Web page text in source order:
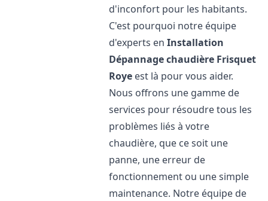
d'inconfort pour les habitants.
C'est pourquoi notre équipe
d'experts enInstallation
Dépannage chaudière Frisquet
Roye est là pour vous aider.
Nous offrons une gamme de
services pour résoudre tous les
problèmes liés à votre
chaudière, que ce soit une
panne, une erreur de
fonctionnement ou une simple
maintenance. Notre équipe de